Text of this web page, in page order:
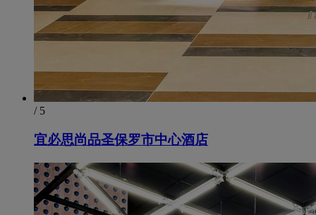
/ 5
宜必思尚品圣保罗市中心酒店